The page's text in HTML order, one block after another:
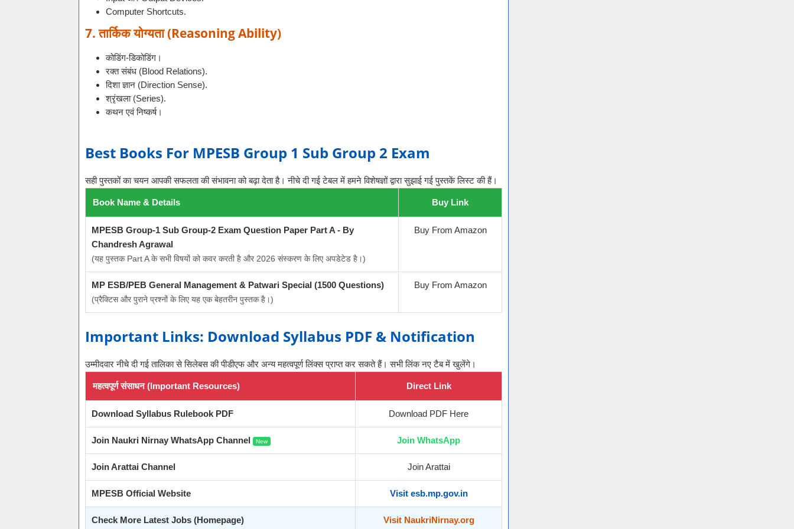
Computer Shortcuts.
7. तार्किक योग्यता (Reasoning Ability)
कोडिंग-डिकोडिंग।
रक्त संबंध (Blood Relations).
दिशा ज्ञान (Direction Sense).
श्रृंखला (Series).
कथन एवं निष्कर्ष।
Best Books For MPESB Group 1 Sub Group 2 Exam
सही पुस्तकों का चयन आपकी सफलता की संभावना को बढ़ा देता है। नीचे दी गई टेबल में हमने विशेषज्ञों द्वारा सुझाई गई पुस्तकें लिस्ट की हैं।
Book Name & Details Buy Link
MPESB Group-1 Sub Group-2 Exam Question Paper Part A - By
Chandresh Agrawal
(यह पुस्तक Part A के सभी विषयों को कवर करती है और 2026 संस्करण के लिए अपडेटेड है।)
Buy From Amazon
MP ESB/PEB General Management & Patwari Special (1500 Questions)
(प्रैक्टिस और पुराने प्रश्नों के लिए यह एक बेहतरीन पुस्तक है।)
Buy From Amazon
Important Links: Download Syllabus PDF & Notification
उम्मीदवार नीचे दी गई तालिका से सिलेबस की पीडीएफ और अन्य महत्वपूर्ण लिंक्स प्राप्त कर सकते हैं। सभी लिंक नए टैब में खुलेंगे।
महत्वपूर्ण संसाधन (Important Resources) Direct Link
Download Syllabus Rulebook PDF Download PDF Here
Join Naukri Nirnay WhatsApp Channel New Join WhatsApp
Join Arattai Channel Join Arattai
MPESB Official Website Visit esb.mp.gov.in
Check More Latest Jobs (Homepage) Visit NaukriNirnay.org